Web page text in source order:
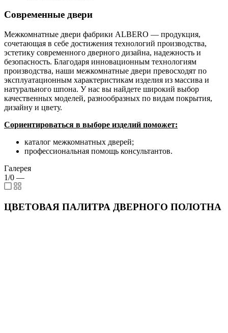
Современные двери
Межкомнатные двери фабрики ALBERO — продукция,
сочетающая в себе достижения технологий производства,
эстетику современного дверного дизайна, надежность и
безопасность. Благодаря инновационным технологиям
производства, наши межкомнатные двери превосходят по
эксплуатационным характеристикам изделия из массива и
натурального шпона. У нас вы найдете широкий выбор
качественных моделей, разнообразных по видам покрытия,
дизайну и цвету.
Сориентироваться в выборе изделий поможет:
каталог межкомнатных дверей;
профессиональная помощь консультантов.
Галерея
1/0 —
ЦВЕТОВАЯ ПАЛИТРА ДВЕРНОГО ПОЛОТНА